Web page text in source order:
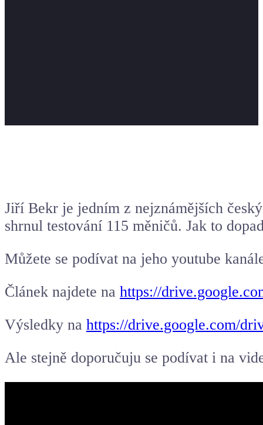
Jiří Bekr je jedním z nejznámějších
shrnul testování 115 měničů. Jak to
Můžete se podívat na jeho youtube
Článek najdete na https://
Výsledky na https://drive.google.com/
Ale stejně doporučuju se podívat i na